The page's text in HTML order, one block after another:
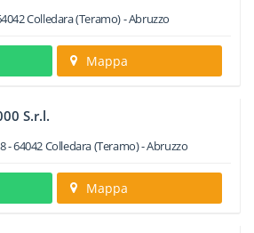
Colledara(Teramo) -Abruzzo
Mappa
S.r.l.
-64042Colledara(Teramo) -Abruzzo
Mappa